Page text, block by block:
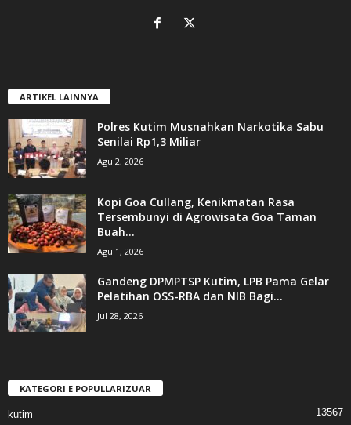
ARTIKEL LAINNYA
Polres Kutim Musnahkan Narkotika Sabu
Senilai Rp1,3 Miliar
Agu 2, 2026
Kopi Goa Cullang, Kenikmatan Rasa
Tersembunyi di Agrowisata Goa Taman
Buah...
Agu 1, 2026
Gandeng DPMPTSP Kutim, LPB Pama Gelar
Pelatihan OSS-RBA dan NIB Bagi...
Jul 28, 2026
KATEGORI E POPULLARIZUAR
kutim 13567